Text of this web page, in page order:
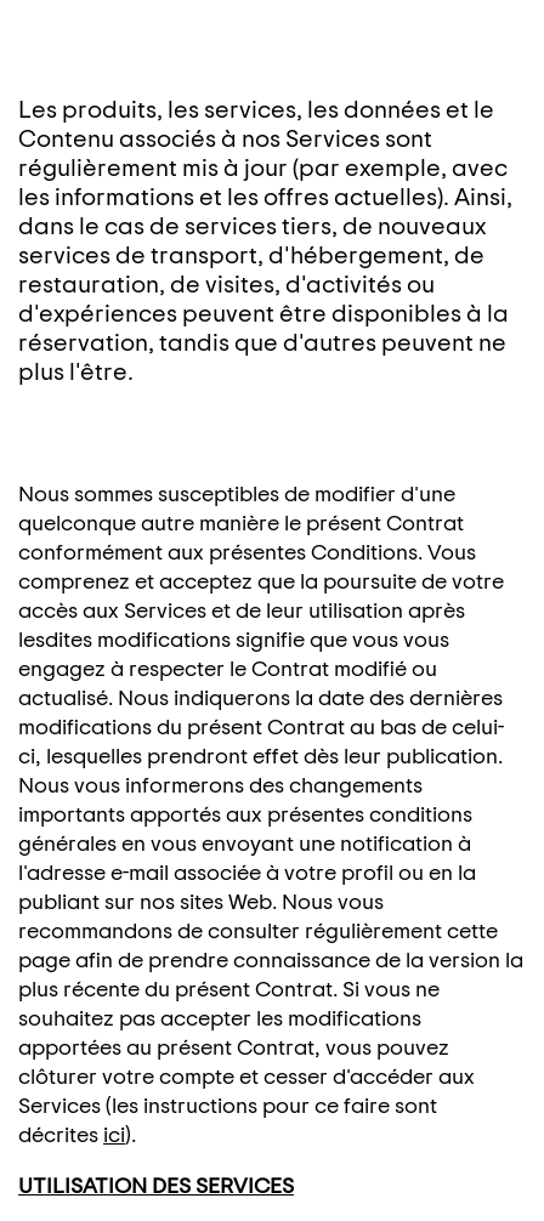
Les produits, les services, les données et le
Contenu associés à nos Services sont
régulièrement mis à jour (par exemple, avec
les informations et les offres actuelles). Ainsi,
dans le cas de services tiers, de nouveaux
services de transport, d'hébergement, de
restauration, de visites, d'activités ou
d'expériences peuvent être disponibles à la
réservation, tandis que d'autres peuvent ne
plus l'être.
Nous sommes susceptibles de modifier d'une
quelconque autre manière le présent Contrat
conformément aux présentes Conditions. Vous
comprenez et acceptez que la poursuite de votre
accès aux Services et de leur utilisation après
lesdites modifications signifie que vous vous
engagez à respecter le Contrat modifié ou
actualisé. Nous indiquerons la date des dernières
modifications du présent Contrat au bas de celui-
ci, lesquelles prendront effet dès leur publication.
Nous vous informerons des changements
importants apportés aux présentes conditions
générales en vous envoyant une notification à
l'adresse e-mail associée à votre profil ou en la
publiant sur nos sites Web. Nous vous
recommandons de consulter régulièrement cette
page afin de prendre connaissance de la version la
plus récente du présent Contrat. Si vous ne
souhaitez pas accepter les modifications
apportées au présent Contrat, vous pouvez
clôturer votre compte et cesser d'accéder aux
Services (les instructions pour ce faire sont
décrites ici).
UTILISATION DES SERVICES